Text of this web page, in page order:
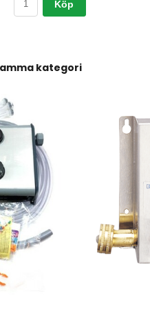
Köp
kategori